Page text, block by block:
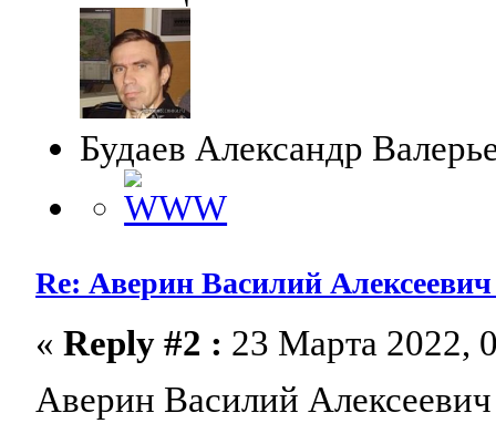
Будаев Александр
Re: Аверин Василий Алексеевич
«Reply #2 : 23 Марта 2022,
Аверин Василий Алексеевич